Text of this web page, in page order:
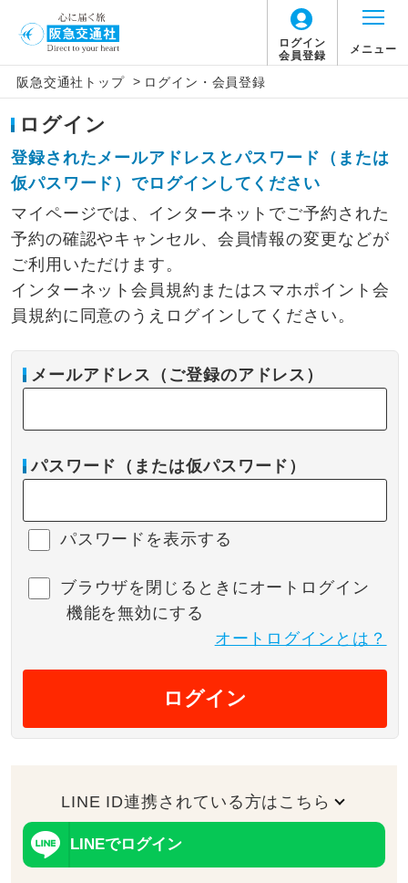
ログイン
会員登録
メニュー
阪急交通社トップ > ログイン・会員登録
ログイン
登録されたメールアドレスとパスワード（または
仮パスワード）でログインしてください
マイページでは、インターネットでご予約された
予約の確認やキャンセル、会員情報の変更などが
ご利用いただけます。
インターネット会員規約またはスマホポイント会
員規約に同意のうえログインしてください。
メールアドレス（ご登録のアドレス）
パスワード（または仮パスワード）
パスワードを表示する
ブラウザを閉じるときにオートログイン
機能を無効にする
オートログインとは？
ログイン
LINE ID連携されている方はこちら
LINEでログイン